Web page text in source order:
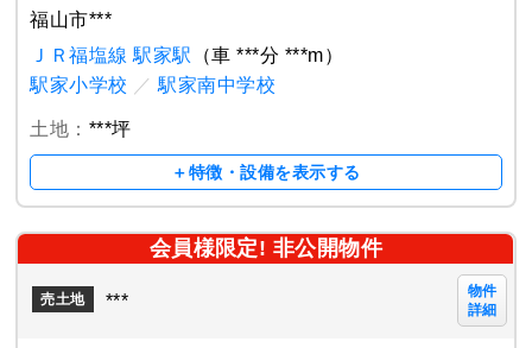
福山市***
ＪＲ福塩線 駅家駅
（車 ***分 ***m）
駅家小学校 ／ 駅家南中学校
土地： ***坪
＋特徴・設備を表示する
会員様限定! 非公開物件
売土地 ***
物件
詳細